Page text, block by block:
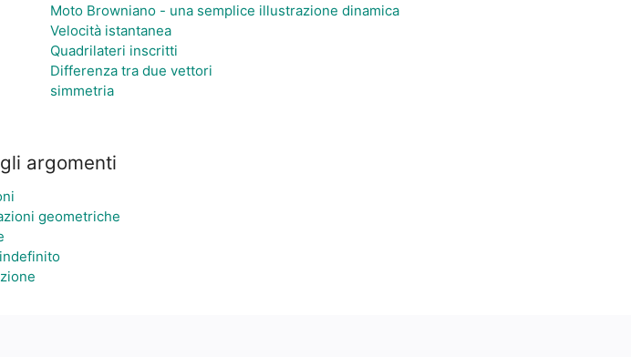
Moto Browniano - una semplice illustrazione dinamica
Velocità istantanea
Quadrilateri inscritti
Differenza tra due vettori
simmetria
argomenti
geometriche